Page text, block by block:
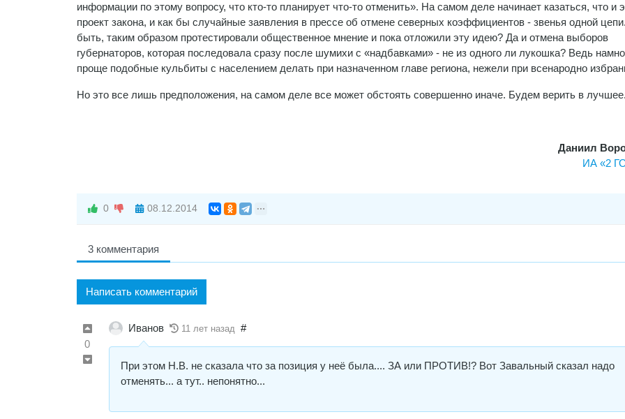
информации по этому вопросу, что кто-то планирует что-то отменить». На самом деле начинает казаться, что и
проект закона, и как бы случайные заявления в прессе об отмене северных коэффициентов - звенья одной
быть, таким образом протестировали общественное мнение и пока отложили эту идею? Да и отмена выборов
губернаторов, которая последовала сразу после шумихи с «надбавками» - не из одного ли лукошка? Ведь
проще подобные кульбиты с населением делать при назначенном главе региона, нежели при всенародно
Но это все лишь предположения, на самом деле все может обстоять совершенно иначе. Будем верить в лучшее.
Даниил
ИА «2
0 08.12.2014
3 комментария
Написать комментарий
0
Иванов 11 лет назад #
При этом Н.В. не сказала что за позиция у неё была.... ЗА или ПРОТИВ!? Вот Завальный сказал надо
отменять... а тут.. непонятно...